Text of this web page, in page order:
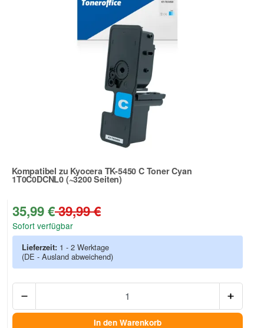
Kompatibel zu Kyocera TK-5450 C Toner Cyan
1T0C0DCNL0 (~3200 Seiten)
Zur Artikelbewertung
35,99 €39,99 €
Sofort verfügbar
Lieferzeit: 1 - 2 Werktage
(DE - Ausland abweichend)
In den Warenkorb